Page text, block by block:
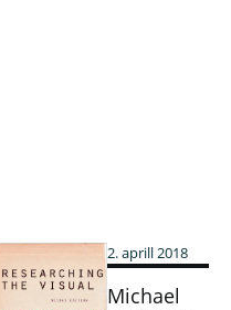
2. aprill 2018
Michael